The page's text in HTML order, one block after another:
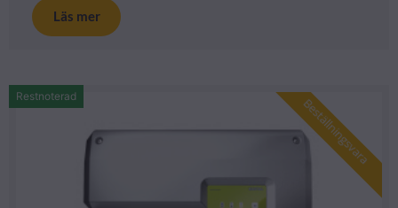
Läs mer
Beställningsvara
Restnoterad